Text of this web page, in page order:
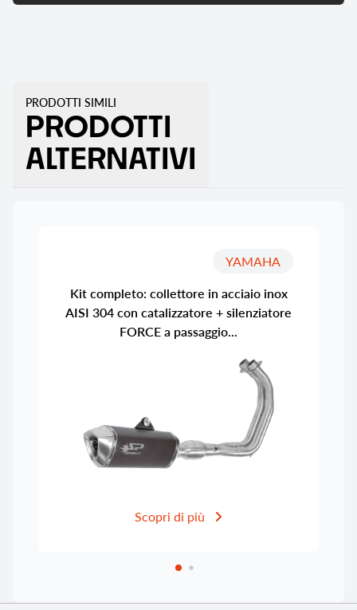
PRODOTTI SIMILI
PRODOTTI
ALTERNATIVI
YAMAHA
Kit completo: collettore in acciaio inox
AISI 304 con catalizzatore + silenziatore
FORCE a passaggio...
Scopri di più